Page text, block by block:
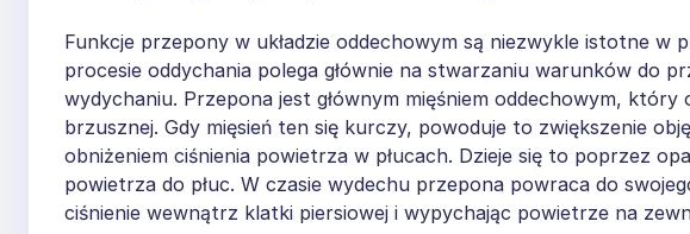
Funkcje przepony w układzie oddechowym są niezwykle istotne w
procesie oddychania polega głównie na stwarzaniu warunków do
wydychaniu. Przepona jest głównym mięśniem oddechowym, który
brzusznej. Gdy mięsień ten się kurczy, powoduje to zwiększenie
obniżeniem ciśnienia powietrza w płucach. Dzieje się to poprzez
powietrza do płuc. W czasie wydechu przepona powraca do
ciśnienie wewnątrz klatki piersiowej i wypychając powietrze na